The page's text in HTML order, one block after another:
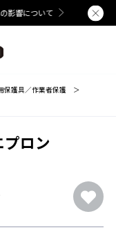
て 夏季休業
保護具／作業者保護
＞
ロン